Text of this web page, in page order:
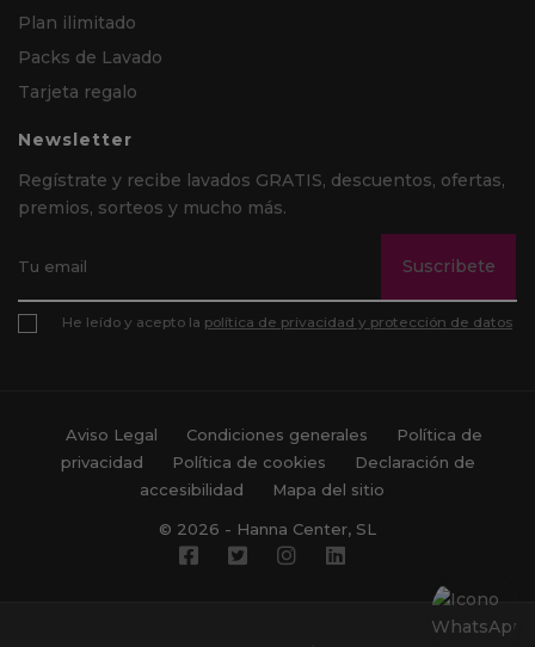
Plan ilimitado
Packs de Lavado
Tarjeta regalo
Newsletter
Regístrate y recibe lavados GRATIS, descuentos, ofertas,
premios, sorteos y mucho más.
Suscribete
He leído y acepto la política de privacidad y protección de datos
Aviso Legal Condiciones generales
Política de
privacidad
Política de cookies
Declaración de
accesibilidad
Mapa del sitio
© 2026 - Hanna Center, SL